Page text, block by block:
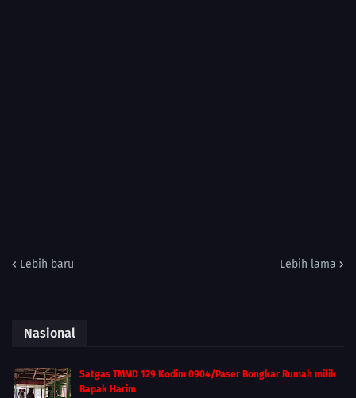
Lebih baru Lebih lama
Nasional
Satgas TMMD 129 Kodim 0904/Paser Bongkar Rumah milik
Bapak Harim